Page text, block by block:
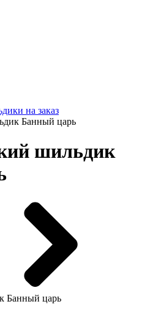
на заказ
Банный царь
шильдик